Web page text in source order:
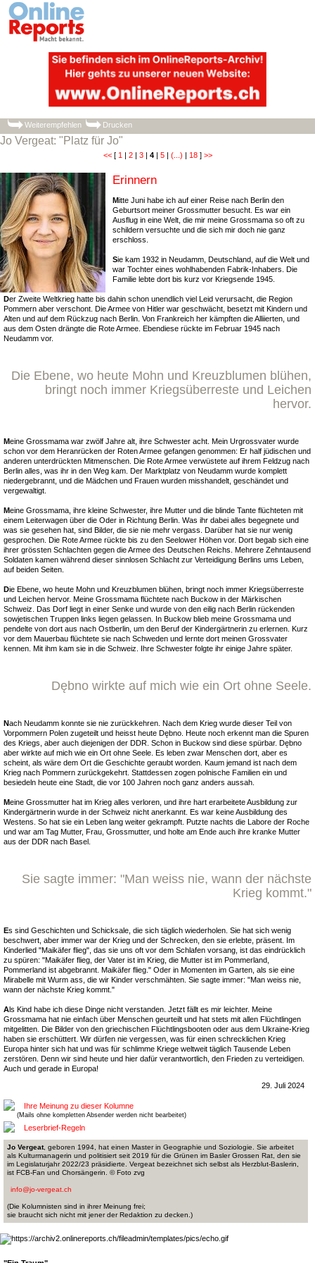
Weiterempfehlen Drucken
Jo Vergeat: "Platz für Jo"
<<[ 1 | 2| 3| 4| 5| (...) | 18] >>
Erinnern
Mitte Juni habe ich auf einer Reise nach Berlin den
Geburtsort meiner Grossmutter besucht. Es war ein
Ausflug in eine Welt, die mir meine Grossmama so oft zu
schildern versuchte und die sich mir doch nie ganz
erschloss.
Sie kam 1932 in Neudamm, Deutschland, auf die Welt und
war Tochter eines wohlhabenden Fabrik-Inhabers. Die
Familie lebte dort bis kurz vor Kriegsende 1945.
Der Zweite Weltkrieg hatte bis dahin schon unendlich viel Leid verursacht, die Region
Pommern aber verschont. Die Armee von Hitler war geschwächt, besetzt mit Kindern und
Alten und auf dem Rückzug nach Berlin. Von Frankreich her kämpften die Alliierten, und
aus dem Osten drängte die Rote Armee. Ebendiese rückte im Februar 1945 nach
Neudamm vor.
Die Ebene, wo heute Mohn und Kreuzblumen blühen,
bringt noch immer Kriegsüberreste und Leichen
hervor.
Meine Grossmama war zwölf Jahre alt, ihre Schwester acht. Mein Urgrossvater wurde
schon vor dem Heranrücken der Roten Armee gefangen genommen: Er half jüdischen und
anderen unterdrückten Mitmenschen. Die Rote Armee verwüstete auf ihrem Feldzug nach
Berlin alles, was ihr in den Weg kam. Der Marktplatz von Neudamm wurde komplett
niedergebrannt, und die Mädchen und Frauen wurden misshandelt, geschändet und
vergewaltigt.
Meine Grossmama, ihre kleine Schwester, ihre Mutter und die blinde Tante flüchteten mit
einem Leiterwagen über die Oder in Richtung Berlin. Was ihr dabei alles begegnete und
was sie gesehen hat, sind Bilder, die sie nie mehr vergass. Darüber hat sie nur wenig
gesprochen. Die Rote Armee rückte bis zu den Seelower Höhen vor. Dort begab sich eine
ihrer grössten Schlachten gegen die Armee des Deutschen Reichs. Mehrere Zehntausend
Soldaten kamen während dieser sinnlosen Schlacht zur Verteidigung Berlins ums Leben,
auf beiden Seiten.
Die Ebene, wo heute Mohn und Kreuzblumen blühen, bringt noch immer Kriegsüberreste
und Leichen hervor. Meine Grossmama flüchtete nach Buckow in der Märkischen
Schweiz. Das Dorf liegt in einer Senke und wurde von den eilig nach Berlin rückenden
sowjetischen Truppen links liegen gelassen. In Buckow blieb meine Grossmama und
pendelte von dort aus nach Ostberlin, um den Beruf der Kindergärtnerin zu erlernen. Kurz
vor dem Mauerbau flüchtete sie nach Schweden und lernte dort meinen Grossvater
kennen. Mit ihm kam sie in die Schweiz. Ihre Schwester folgte ihr einige Jahre später.
Dębno wirkte auf mich wie ein Ort ohne Seele.
Nach Neudamm konnte sie nie zurückkehren. Nach dem Krieg wurde dieser Teil von
Vorpommern Polen zugeteilt und heisst heute Dębno. Heute noch erkennt man die Spuren
des Kriegs, aber auch diejenigen der DDR. Schon in Buckow sind diese spürbar. Dębno
aber wirkte auf mich wie ein Ort ohne Seele. Es leben zwar Menschen dort, aber es
scheint, als wäre dem Ort die Geschichte geraubt worden. Kaum jemand ist nach dem
Krieg nach Pommern zurückgekehrt. Stattdessen zogen polnische Familien ein und
besiedeln heute eine Stadt, die vor 100 Jahren noch ganz anders aussah.
Meine Grossmutter hat im Krieg alles verloren, und ihre hart erarbeitete Ausbildung zur
Kindergärtnerin wurde in der Schweiz nicht anerkannt. Es war keine Ausbildung des
Westens. So hat sie ein Leben lang weiter gekrampft. Putzte nachts die Labore der Roche
und war am Tag Mutter, Frau, Grossmutter, und holte am Ende auch ihre kranke Mutter
aus der DDR nach Basel.
Sie sagte immer: "Man weiss nie, wann der nächste
Krieg kommt."
Es sind Geschichten und Schicksale, die sich täglich wiederholen. Sie hat sich wenig
beschwert, aber immer war der Krieg und der Schrecken, den sie erlebte, präsent. Im
Kinderlied "Maikäfer flieg", das sie uns oft vor dem Schlafen vorsang, ist das eindrücklich
zu spüren: "Maikäfer flieg, der Vater ist im Krieg, die Mutter ist im Pommerland,
Pommerland ist abgebrannt. Maikäfer flieg." Oder in Momenten im Garten, als sie eine
Mirabelle mit Wurm ass, die wir Kinder verschmähten. Sie sagte immer: "Man weiss nie,
wann der nächste Krieg kommt."
Als Kind habe ich diese Dinge nicht verstanden. Jetzt fällt es mir leichter. Meine
Grossmama hat nie einfach über Menschen geurteilt und hat stets mit allen Flüchtlingen
mitgelitten. Die Bilder von den griechischen Flüchtlingsbooten oder aus dem Ukraine-Krieg
haben sie erschüttert. Wir dürfen nie vergessen, was für einen schrecklichen Krieg
Europa hinter sich hat und was für schlimme Kriege weltweit täglich Tausende Leben
zerstören. Denn wir sind heute und hier dafür verantwortlich, den Frieden zu verteidigen.
Auch und gerade in Europa!
29. Juli 2024
Ihre Meinung zu dieser Kolumne
(Mails ohne kompletten Absender werden nicht bearbeitet)
Leserbrief-Regeln
Jo Vergeat, geboren 1994, hat einen Master in Geographie und Soziologie. Sie arbeitet
als Kulturmanagerin und politisiert seit 2019 für die Grünen im Basler Grossen Rat, den sie
im Legislaturjahr 2022/23 präsidierte. Vergeat bezeichnet sich selbst als Herzblut-Baslerin,
ist FCB-Fan und Chorsängerin. © Foto zvg
info@jo-vergeat.ch
(Die Kolumnisten sind in ihrer Meinung frei;
sie braucht sich nicht mit jener der Redaktion zu decken.)